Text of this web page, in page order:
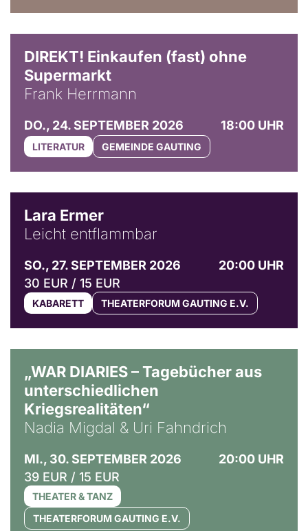
DIREKT! Einkaufen (fast) ohne
Supermarkt
Frank Herrmann
DO., 24. SEPTEMBER 2026 18:00 UHR
LITERATUR GEMEINDE GAUTING
Lara Ermer
Leicht entflammbar
SO., 27. SEPTEMBER 2026
20:00 UHR
30 EUR / 15 EUR
KABARETT THEATERFORUM GAUTING E.V.
„WAR DIARIES – Tagebücher aus
unterschiedlichen
Kriegsrealitäten“
Nadia Migdal & Uri Fahndrich
MI., 30. SEPTEMBER 2026
20:00 UHR
39 EUR / 15 EUR
THEATER & TANZ
THEATERFORUM GAUTING E.V.